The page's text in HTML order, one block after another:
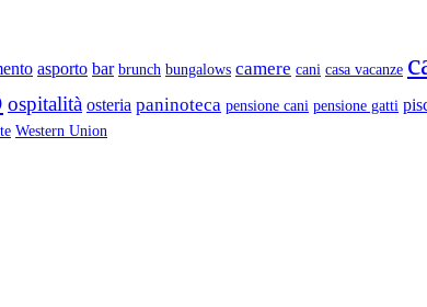
asporto bar brunch bungalows camere cani casa vacanze
ospitalità osteria paninoteca pensione cani pensione gatti
Western Union